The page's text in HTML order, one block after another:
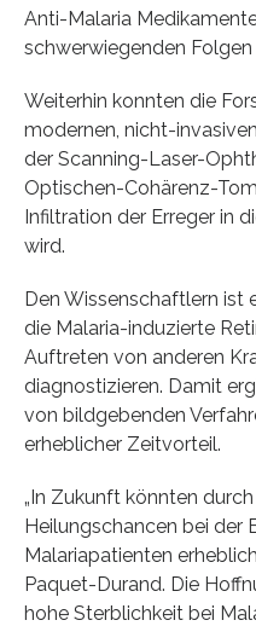
Anti-Malaria
schwerwiegenden
Weiterhin konnten die
modernen, nicht-
der Scanning-Laser-
Optischen-Cohärenz-
Infiltration der Erreger in
wird.
Den Wissenschaftlern ist
die Malaria-induzierte
Auftreten von anderen
diagnostizieren. Damit
von bildgebenden
erheblicher Zeitvorteil.
„In Zukunft könnten
Heilungschancen bei der
Malariapatienten
Paquet-Durand. Die
hohe Sterblichkeit bei